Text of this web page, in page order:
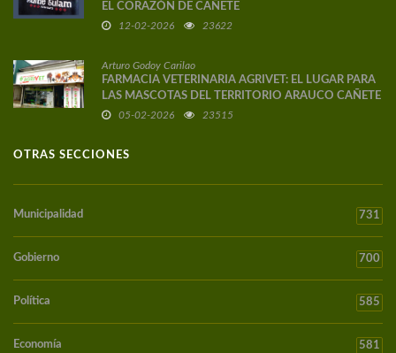
EL CORAZÓN DE CAÑETE
12-02-2026 23622
Arturo Godoy Carilao
FARMACIA VETERINARIA AGRIVET: EL LUGAR PARA
LAS MASCOTAS DEL TERRITORIO ARAUCO CAÑETE
05-02-2026 23515
OTRAS SECCIONES
Municipalidad 731
Gobierno 700
Política 585
Economía 581